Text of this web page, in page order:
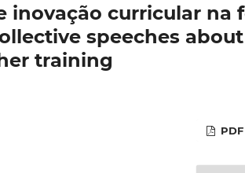
inovação curricular na
speeches
training
PDF